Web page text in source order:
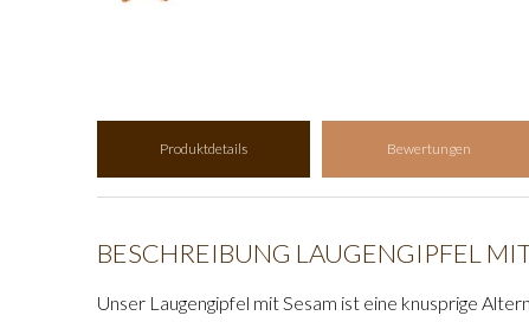
Produktdetails Bewertungen
BESCHREIBUNG LAUGENGIPFEL
Unser Laugengipfel mit Sesam ist eine knusprige